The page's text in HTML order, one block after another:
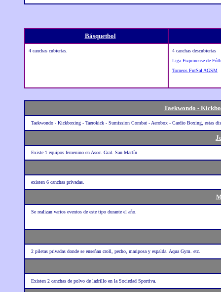
Básquetbol
4 canchas cubiertas.
4 canchas descubiertas
Liga Esquinense de
Torneos FutSal AGSM
Taekwondo -
Taekwondo - Kickboxing - Taerokick - Sumission Combat - Aerobox - Cardio Boxing, estas
Existe 1 equipos femenino en Asoc. Gral. San Martín
existen 6 canchas privadas.
Se realizan varios eventos de este tipo durante el año.
2 piletas privadas donde se enseñan croll, pecho, mariposa y espalda. Aqua Gym. etc.
Existen 2 canchas de polvo de ladrillo en la Sociedad Sportiva.